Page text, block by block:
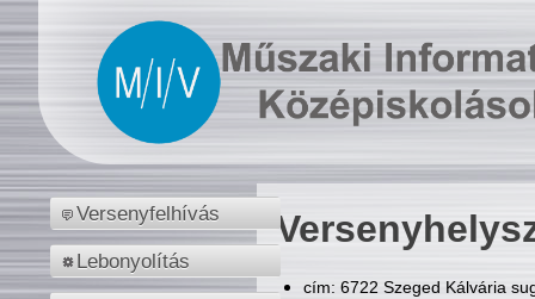
Versenyfelhívás
Lebonyolítás
cím: 6722 Szeged Kálvária